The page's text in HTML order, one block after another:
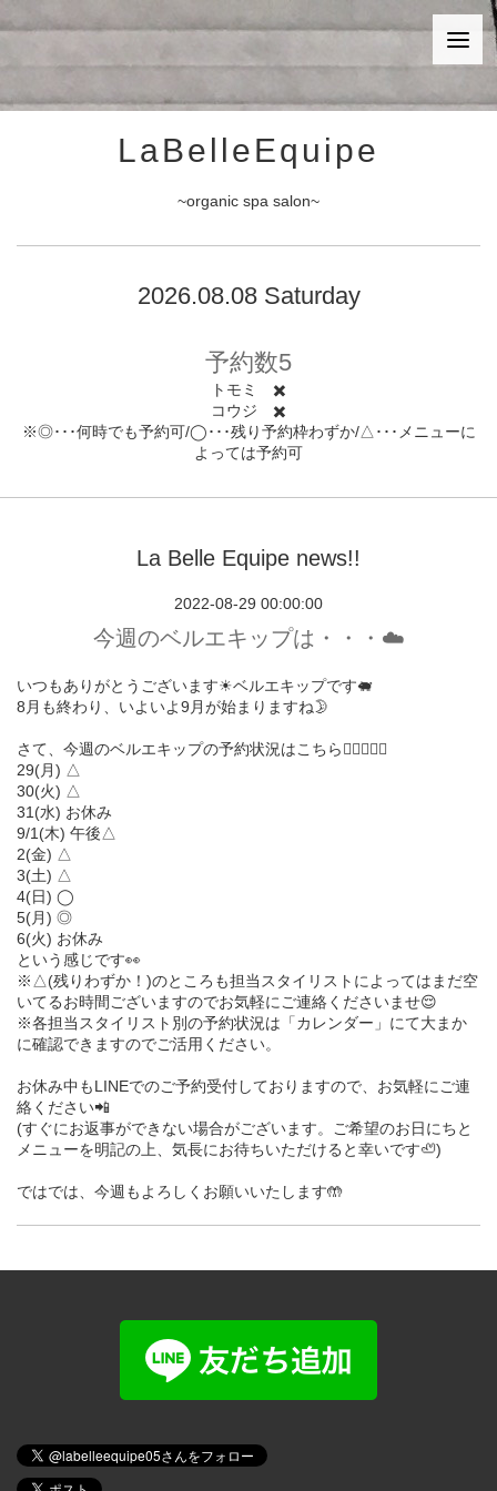
LaBelleEquipe
~organic spa salon~
2026.08.08 Saturday
予約数5
トモミ ✖️
コウジ ✖️
※◎･･･何時でも予約可/◯･･･残り予約枠わずか/△･･･メニューに
よっては予約可
La Belle Equipe news!!
2022-08-29 00:00:00
今週のベルエキップは・・・☁️
いつもありがとうございます☀︎ベルエキップです🐖
8月も終わり、いよいよ9月が始まりますね🌛
さて、今週のベルエキップの予約状況はこちら💁🏻‍♀️💁‍♂️
29(月) △
30(火) △
31(水) お休み
9/1(木) 午後△
2(金) △
3(土) △
4(日) ◯
5(月) ◎
6(火) お休み
という感じです👀
※△(残りわずか！)のところも担当スタイリストによってはまだ空
いてるお時間ございますのでお気軽にご連絡くださいませ😌
※各担当スタイリスト別の予約状況は「カレンダー」にて大まか
に確認できますのでご活用ください。
お休み中もLINEでのご予約受付しておりますので、お気軽にご連
絡ください📲
(すぐにお返事ができない場合がございます。ご希望のお日にちと
メニューを明記の上、気長にお待ちいただけると幸いです🦥)
ではでは、今週もよろしくお願いいたします🤲